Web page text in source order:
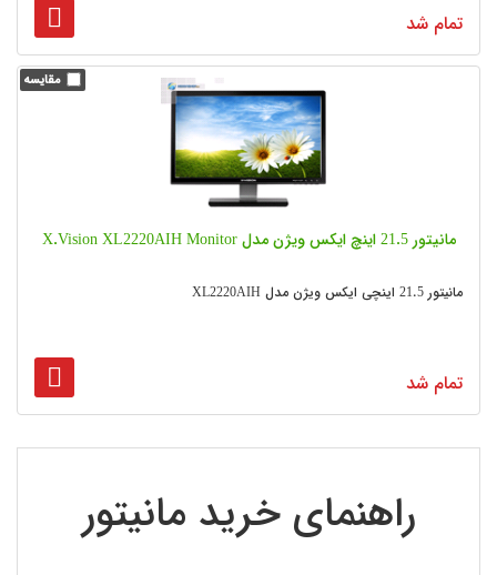
تمام شد
مانیتور 21.5 اینچ ایکس ویژن مدل X.Vision XL2220AIH Monitor
مانیتور 21.5 اینچی ایکس ویژن مدل XL2220AIH
تمام شد
راهنمای خرید مانیتور